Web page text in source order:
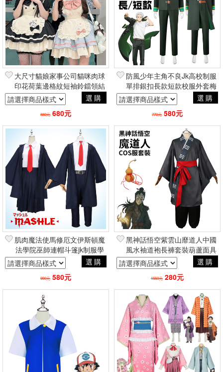
大尺寸貓娘家事公司貓咪肉球
印花荷葉邊格紋短袖鈴鐺領結
圍裙女僕洋裝 蘿莉塔角色扮演
秋葉原
選購
880元 680元
防風少年主角不良Jk高校制服
單排銀扣長款短款校服外套梅
宮一櫻遙椿野佑 萬聖節
cosplay角色扮演
選購
770元 580元
肌肉魔法使馬修厄文伊斯頓魔
法學院巫師連帽斗篷jk制服學
院套裝假髮皮鞋 萬聖節角色扮
演COSPLAY
選購
990元 580元
黑神話悟空紫雲山靡道人中國
風水袖道袍長褲套裝葫蘆面具
鞋子 二次元動漫角色扮演
COSPLAY
選購
1550元 280元